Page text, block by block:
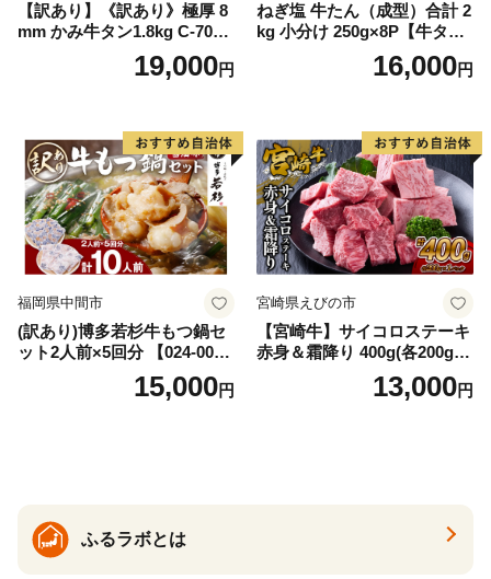
【訳あり】《訳あり》極厚 8
mm かみ牛タン1.8kg C-709-
19,000円
ねぎ塩 牛たん（成型）合計 2
kg 小分け 250g×8P【牛タン
牛肉 焼肉用 薄切り 訳あり サ
16,000円
福岡県中間市
(訳あり)博多若杉牛もつ鍋セ
ット2人前×5回分 【024-002
15,000円
宮崎県えびの市
【宮崎牛】サイコロステーキ
赤身＆霜降り 400g(各200g×
１P 計2P) 真空パック 冷凍
13,000円
ふるラボとは